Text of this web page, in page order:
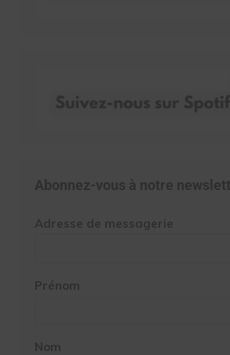
Abonnez-vous à notre
Adresse de messagerie
Prénom
Nom